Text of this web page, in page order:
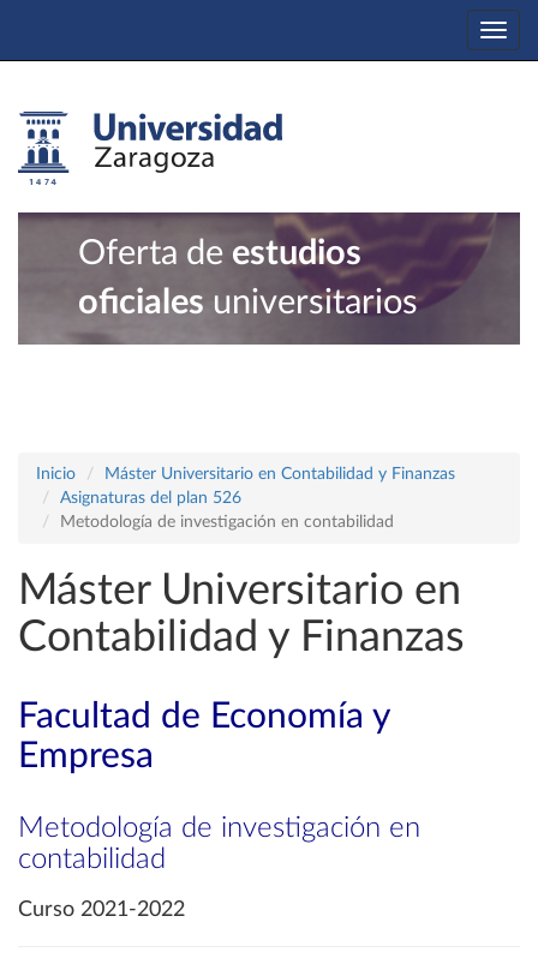
Oferta de estudios
oficiales universitarios
Inicio
Máster Universitario en Contabilidad y Finanzas
Asignaturas del plan 526
Metodología de investigación en contabilidad
Máster Universitario en
Contabilidad y Finanzas
Facultad de Economía y
Empresa
Metodología de investigación en
contabilidad
Curso 2021-2022